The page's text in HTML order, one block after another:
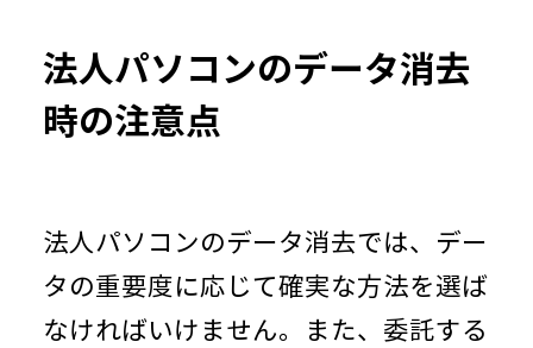
法人パソコンのデータ消去
時の注意点
法人パソコンのデータ消去では、デー
タの重要度に応じて確実な方法を選ば
なければいけません。また、委託する